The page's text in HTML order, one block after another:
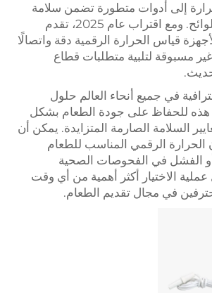
إلى أدوات متطورة تضمن سلامة
الأغذية والامتثال للوائح. ومع اقتراب عام 2025، تقدم
قياس الحرارة الرقمية دقة واتصالًا
مسبوقة لتلبية متطلبات قطاع
في جميع أنحاء العالم حلول
هذه للحفاظ على جودة الطعام بشكل
السلامة الصارمة المتزايدة. يمكن أن
الحرارة الرقمي المناسب للطعام
أو الفشل في الفحوصات الصحية
الاختيار أكثر أهمية من أي وقت
في مجال تقديم الطعام.